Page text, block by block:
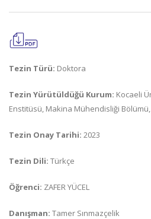
Tezin Türü: Doktora
Tezin Yürütüldüğü Kurum: Kocaeli
Enstitüsü, Makina Mühendisliği
Tezin Onay Tarihi: 2023
Tezin Dili: Türkçe
Öğrenci: ZAFER YÜCEL
Danışman: Tamer Sınmazçelik